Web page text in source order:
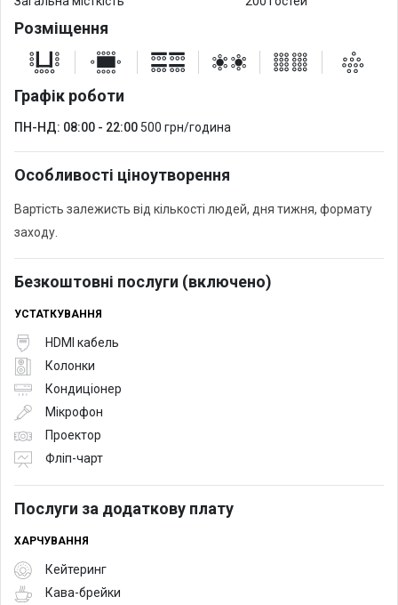
Розміщення
Графік роботи
ПН-НД: 08:00 - 22:00 500 грн/година
Особливості ціноутворення
Вартість залежисть від кількості людей, дня тижня, формату
заходу.
Безкоштовні послуги (включено)
УСТАТКУВАННЯ
HDMI кабель
Колонки
Кондиціонер
Мікрофон
Проектор
Фліп-чарт
Послуги за додаткову плату
ХАРЧУВАННЯ
Кейтеринг
Кава-брейки